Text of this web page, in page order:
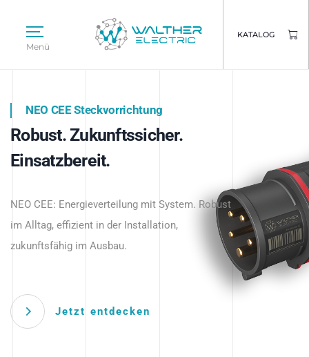
Menü
KATALOG
Intelligente Stromverteilung
beginnt hier.
NEO CEE Steckvorrichtung
Robust. Zukunftssicher.
Einsatzbereit.
NEO CEE: Energieverteilung mit System. Robust
im Alltag, effizient in der Installation,
zukunftsfähig im Ausbau.
Jetzt entdecken
Intelligenz trifft Energie.
Anwendungen – robust, IP-geschützt und
zukunftsfähig.